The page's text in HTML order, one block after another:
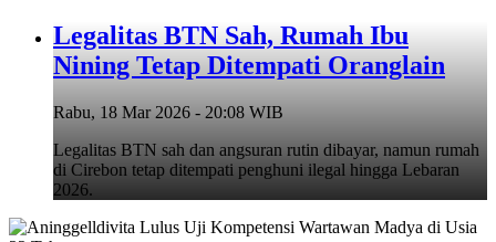
Legalitas BTN Sah, Rumah Ibu
Nining Tetap Ditempati Oranglain
Rabu, 18 Mar 2026 - 20:08 WIB
Legalitas BTN sah dan angsuran rutin dibayar, namun rumah
di Cirebon tetap ditempati penghuni ilegal hingga Lebaran
2026.